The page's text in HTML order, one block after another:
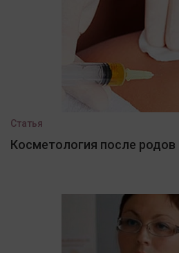
Статья
Косметология после родов